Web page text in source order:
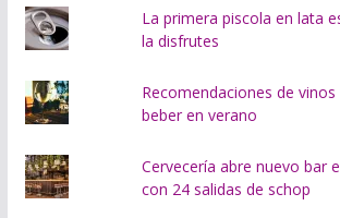
La primera piscola en lata
la disfrutes
Recomendaciones de
beber en verano
Cervecería abre nuevo bar
con 24 salidas de schop